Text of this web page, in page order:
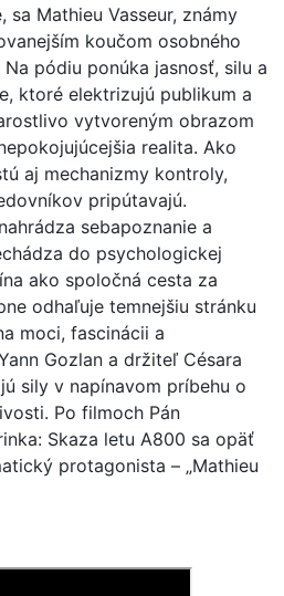
sa Mathieu Vasseur, známy
koučom osobného
pódiu ponúka jasnosť, silu a
ktoré elektrizujú publikum a
vytvoreným obrazom
realita. Ako
aj mechanizmy kontroly,
pripútavajú.
sebapoznanie a
do psychologickej
ako spoločná cesta za
odhaľuje temnejšiu stránku
moci, fascinácii a
Gozlan a držiteľ Césara
sily v napínavom príbehu o
Po filmoch Pán
Skaza letu A800 sa opäť
protagonista – „Mathieu